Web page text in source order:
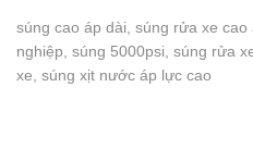
súng cao áp dài, súng rửa xe
nghiệp, súng 5000psi, súng rửa
xe, súng xịt nước áp lực cao